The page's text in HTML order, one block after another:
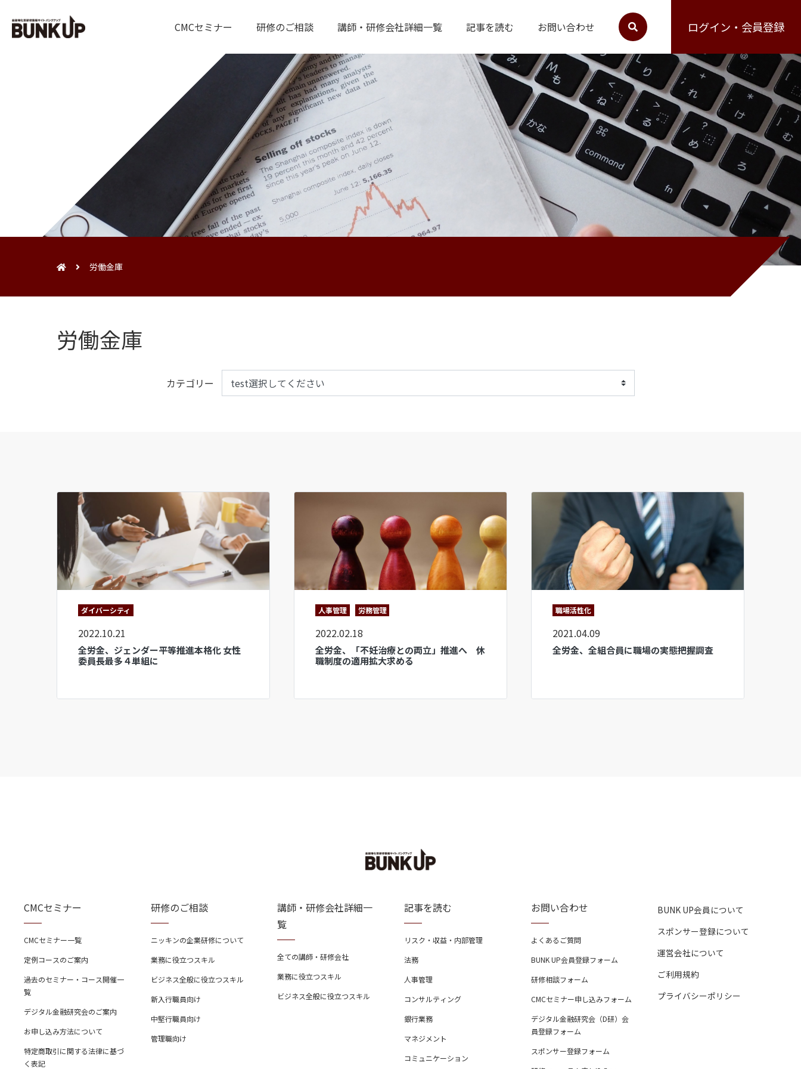
CMCセミナー 研修のご相談 講師・研修会社詳細一覧 記事を読む お問い合わせ ログイン・会員登録
労働金庫
労働金庫
カテゴリー
ダイバーシティ
2022.10.21
全労金、ジェンダー平等推進本格化 女性
委員長最多４単組に
人事管理 労務管理
2022.02.18
全労金、「不妊治療との両立」推進へ 休
職制度の適用拡大求める
職場活性化
2021.04.09
全労金、全組合員に職場の実態把握調査
CMCセミナー
CMCセミナー一覧
定例コースのご案内
過去のセミナー・コース開催一
覧
デジタル金融研究会のご案内
お申し込み方法について
特定商取引に関する法律に基づ
く表記
研修のご相談
ニッキンの企業研修について
業務に役立つスキル
ビジネス全般に役立つスキル
新入行職員向け
中堅行職員向け
管理職向け
講師・研修会社詳細一
覧
全ての講師・研修会社
業務に役立つスキル
ビジネス全般に役立つスキル
記事を読む
リスク・収益・内部管理
法務
人事管理
コンサルティング
銀行業務
マネジメント
コミュニケーション
お問い合わせ
よくあるご質問
BUNK UP会員登録フォーム
研修相談フォーム
CMCセミナー申し込みフォーム
デジタル金融研究会（D研）会
員登録フォーム
スポンサー登録フォーム
BUNK UP会員について
スポンサー登録について
運営会社について
ご利用規約
プライバシーポリシー